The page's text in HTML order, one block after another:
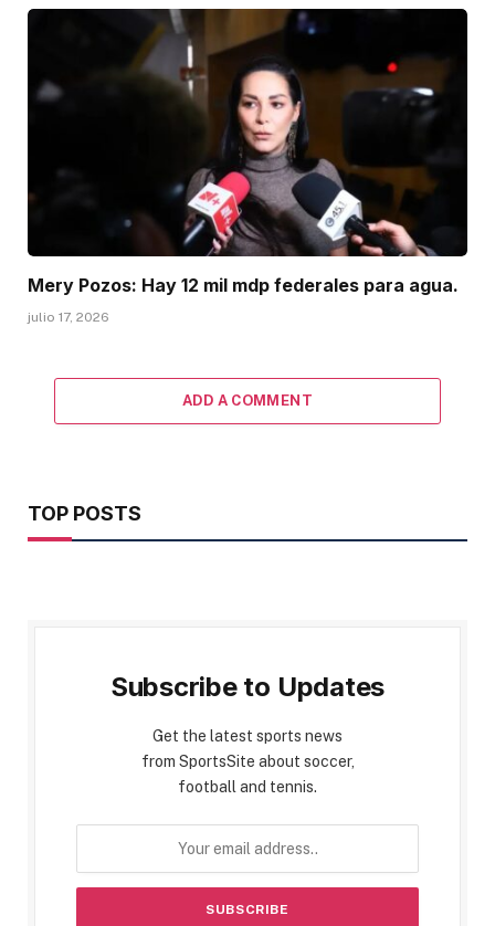
Mery Pozos: Hay 12 mil mdp federales para agua.
julio 17, 2026
ADD A COMMENT
TOP POSTS
Subscribe to Updates
Get the latest sports news
from SportsSite about soccer,
football and tennis.